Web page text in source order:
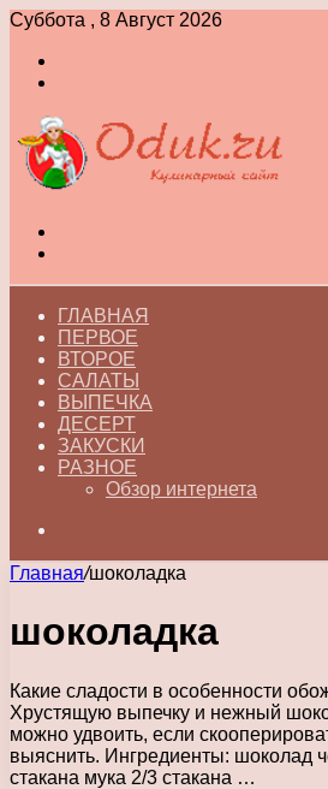
Суббота , 8 Август 2026
ГЛАВНАЯ
ПЕРВОЕ
ВТОРОЕ
САЛАТЫ
ВЫПЕЧКА
ДЕСЕРТ
ЗАКУСКИ
РАЗНОЕ
Обзор интернета
Главная/шоколадка
шоколадка
Какие сладости в особенности
Хрустящую выпечку и нежный
можно удвоить, если
выяснить. Ингредиенты: шоколад
стакана мука 2/3 стакана …